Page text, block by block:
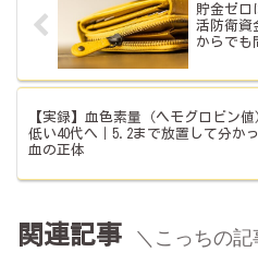
貯金ゼロ
活防衛資
からでも
【実録】血色素量（ヘモグロビン値
低い40代へ｜5.2まで放置して分か
血の正体
関連記事 ＼こっちの